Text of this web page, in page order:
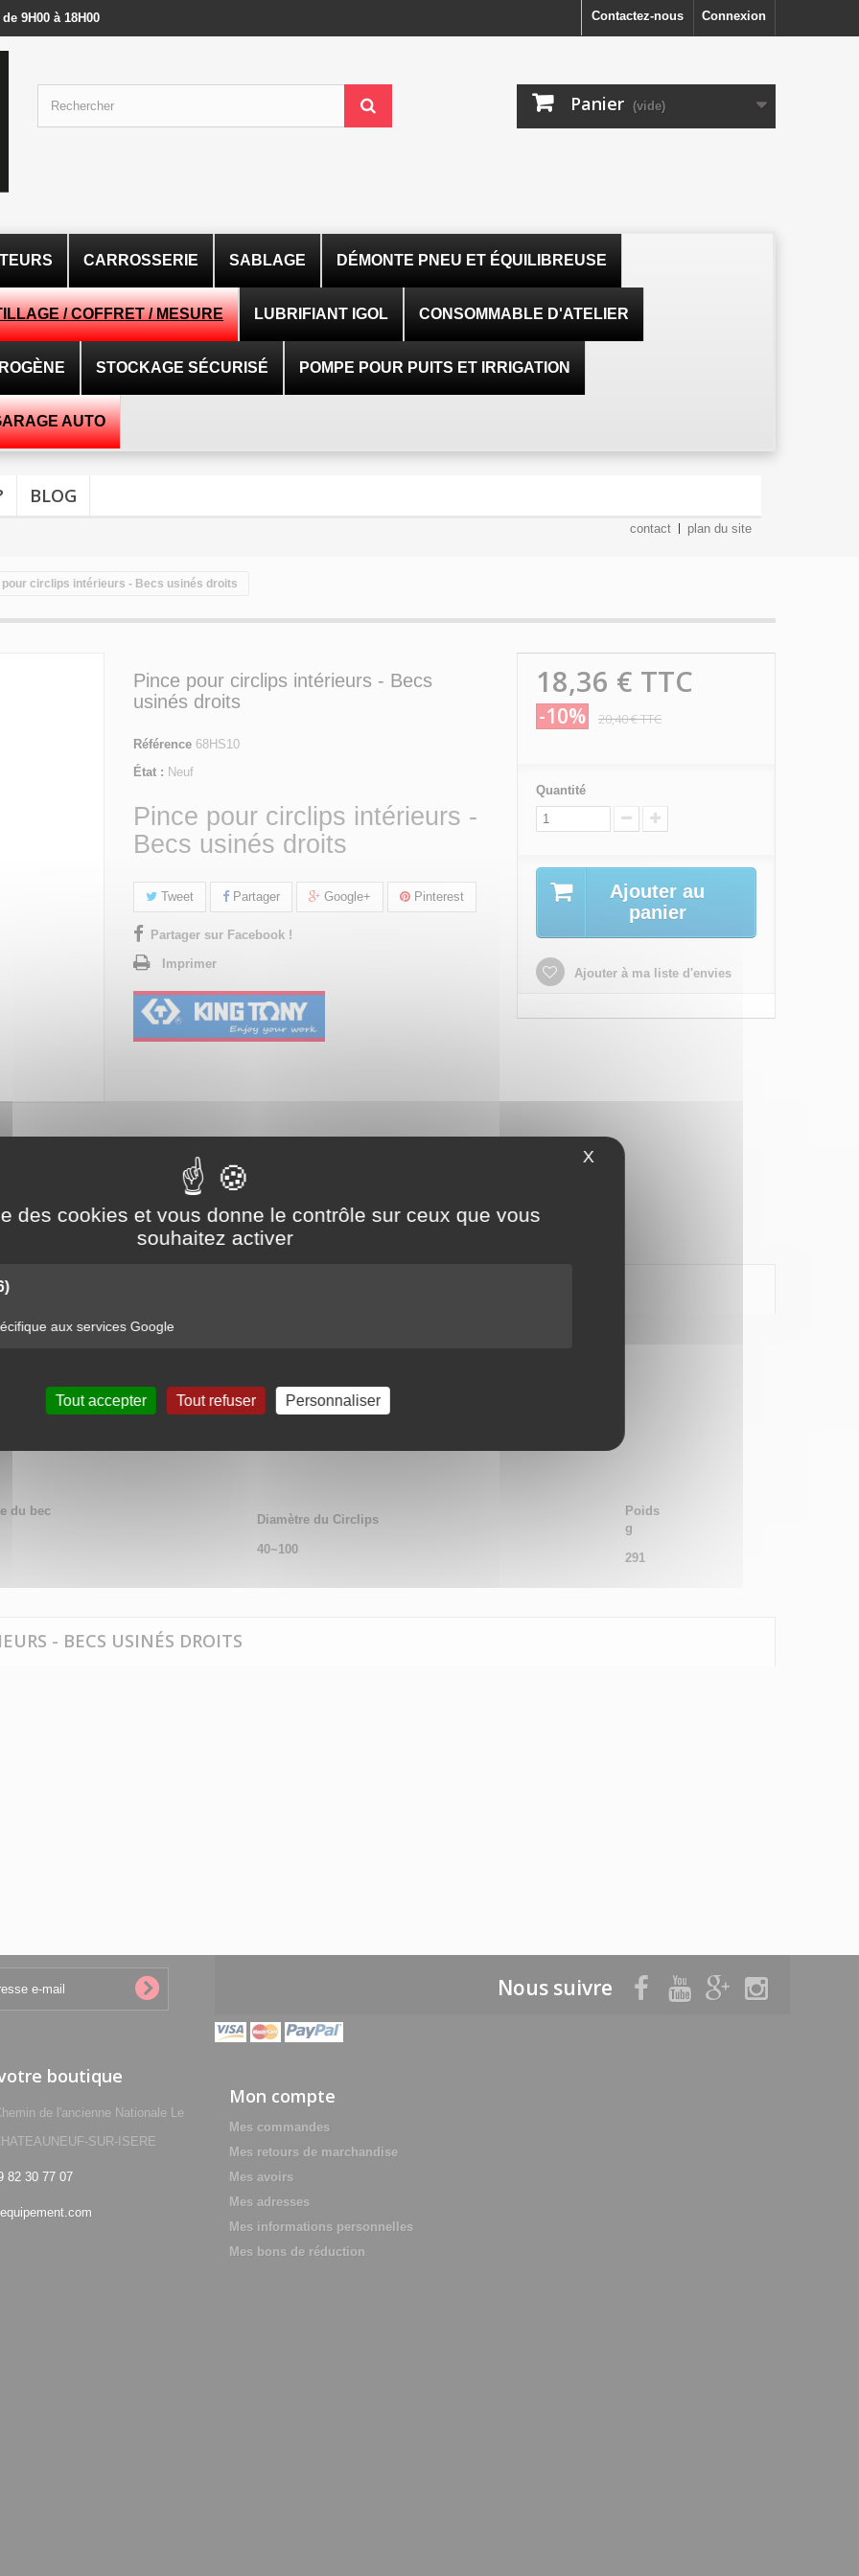
des cookies et vous donne le contrôle sur ceux que vous
souhaitez activer
aux services Google
Tout accepter Tout refuser Personnaliser
X Masquer le bandeau des cookies
Connexion
Contactez-nous
9H00 à 18H00
Panier (vide)
CARROSSERIE SABLAGE DÉMONTE PNEU ET ÉQUILIBREUSE
/ COFFRET / MESURE LUBRIFIANT IGOL CONSOMMABLE D'ATELIER
STOCKAGE SÉCURISÉ POMPE POUR PUITS ET IRRIGATION
AUTO
BLOG
contact plan du site
pour circlips intérieurs - Becs usinés droits
Pince pour circlips intérieurs - Becs
usinés droits
Référence 68HS10
État : Neuf
Pince pour circlips intérieurs -
Becs usinés droits
Tweet Partager Google+ Pinterest
Partager sur Facebook !
Imprimer
18,36 € TTC
-10% 20,40 €TTC
Quantité
Ajouter au
panier
Ajouter à ma liste d'envies
INTÉRIEURS - BECS USINÉS DROITS
Becs usinés droits
du bec
Diamètre du Circlips
40~100
Poids
g
291
- BECS USINÉS DROITS
Nous suivre
boutique
de l'ancienne Nationale Le
SUR-ISERE
82 30 77 07
Mon compte
Mes commandes
Mes retours de marchandise
Mes avoirs
Mes adresses
Mes informations personnelles
Mes bons de réduction